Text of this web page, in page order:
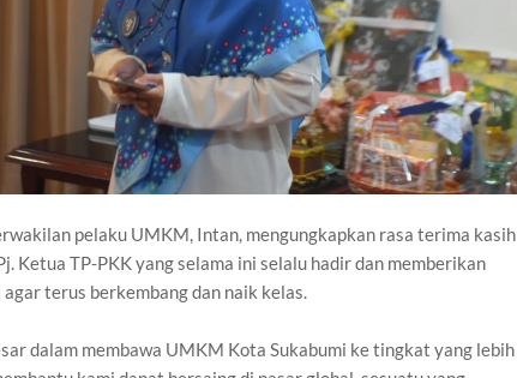
pelaku UMKM, Intan, mengungkapkan rasa terima kasih
Ketua TP-PKK yang selama ini selalu hadir dan memberikan
terus berkembang dan naik kelas.
dalam membawa UMKM Kota Sukabumi ke tingkat yang lebih